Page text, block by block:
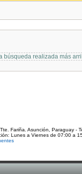
búsqueda realizada más
Fariña. Asunción, Paraguay -
Lunes a Viernes de 07:00 a